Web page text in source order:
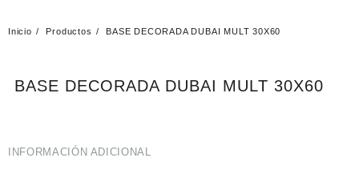
Inicio Productos BASE DECORADA DUBAI MULT 30X60
BASE DECORADA DUBAI MULT 30X60
INFORMACIÓN ADICIONAL